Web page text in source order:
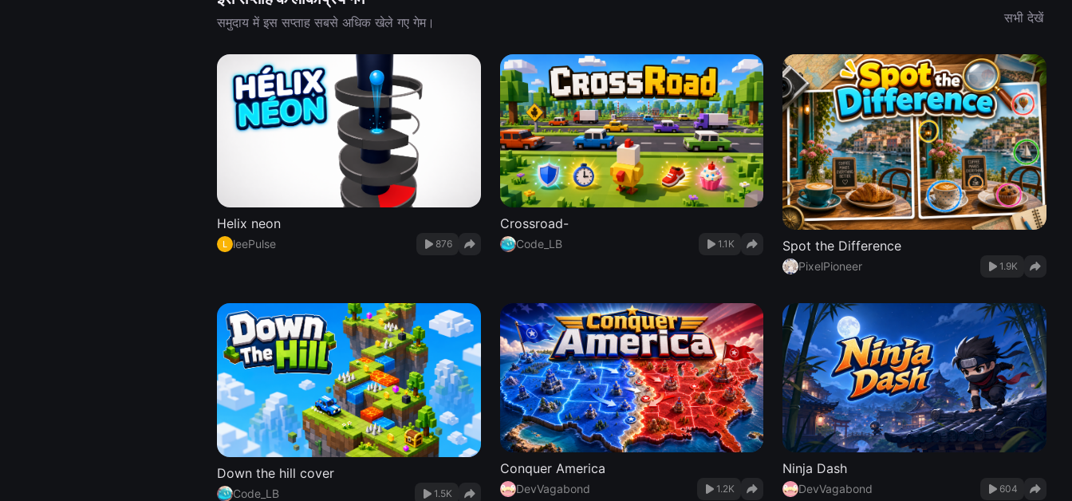
समुदाय में इस सप्ताह सबसे अधिक खेले गए गेम। सभी देखें
Helix neon
leePulse 876
Crossroad-
Code_LB 1.1K Spot the Difference
PixelPioneer 1.9K
Down the hill cover
Code_LB 1.5K
Conquer America
DevVagabond 1.2K
Ninja Dash
DevVagabond 604